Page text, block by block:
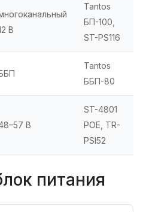
В
Tantos
БП-100,
ST-PS116
Tantos
ББП-80
В
ST-4801
POE, TR-
PSI52
питания